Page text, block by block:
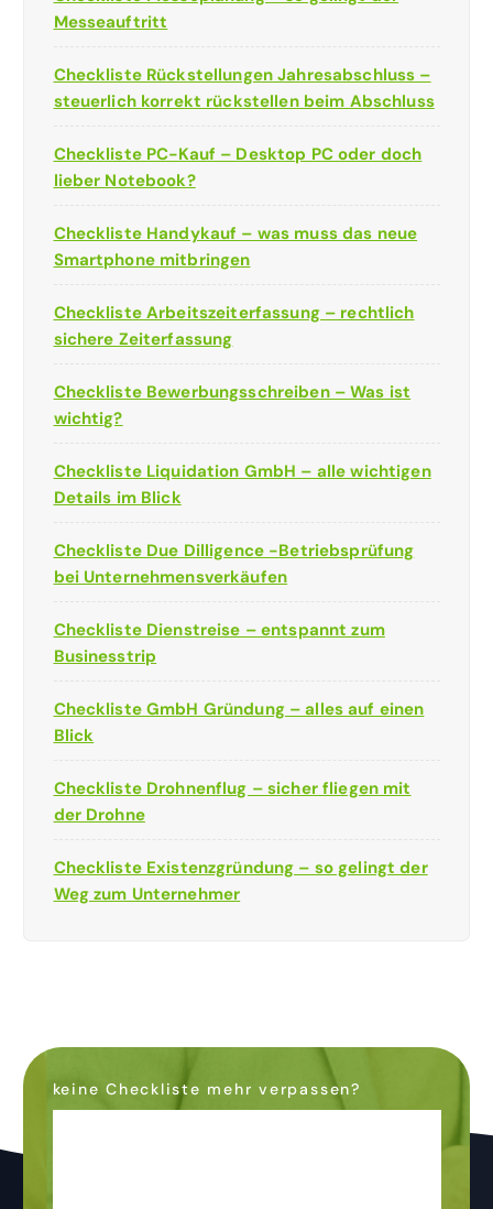
Messeauftritt
Checkliste Rückstellungen Jahresabschluss –
steuerlich korrekt rückstellen beim Abschluss
Checkliste PC-Kauf – Desktop PC oder doch
lieber Notebook?
Checkliste Handykauf – was muss das neue
Smartphone mitbringen
Checkliste Arbeitszeiterfassung – rechtlich
sichere Zeiterfassung
Checkliste Bewerbungsschreiben – Was ist
wichtig?
Checkliste Liquidation GmbH – alle wichtigen
Details im Blick
Checkliste Due Dilligence -Betriebsprüfung
bei Unternehmensverkäufen
Checkliste Dienstreise – entspannt zum
Businesstrip
Checkliste GmbH Gründung – alles auf einen
Blick
Checkliste Drohnenflug – sicher fliegen mit
der Drohne
Checkliste Existenzgründung – so gelingt der
Weg zum Unternehmer
keine Checkliste mehr verpassen?